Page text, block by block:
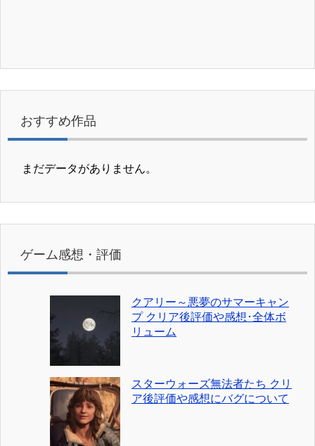
おすすめ作品
まだデータがありません。
ゲーム感想・評価
クアリー～悪夢のサマーキャン
プ クリア後評価や感想･全体ボ
リューム
スターウォーズ無法者たち クリ
ア後評価や感想にバグについて